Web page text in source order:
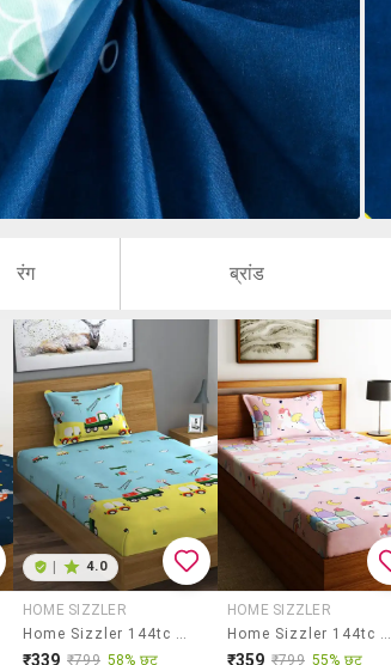
रंग ब्रांड
4.0
HOME SIZZLER
Home Sizzler 144tc Kid's Truck Light Green Single Bedsheet With 1 Pillow Cover
₹339 ₹799 58% छूट
HOME SIZZLER
Home Sizzler 144tc Microfibre Kid's Unicorn Single Bedsheet With 1 Pillow Cover
₹359 ₹799 55% छूट